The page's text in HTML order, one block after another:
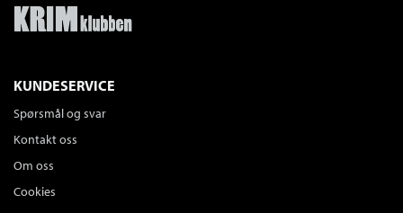
KUNDESERVICE
Spørsmål og svar
Kontakt oss
Om oss
Cookies